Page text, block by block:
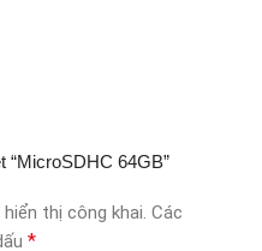
“MicroSDHC 64GB”
thị công khai. Các
*